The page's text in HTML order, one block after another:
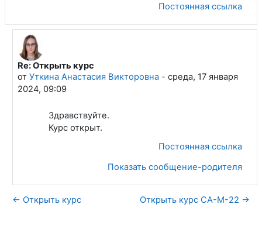
Постоянная ссылка
В ответ на Терещенко Людмила Вячеславовна
Re: Открыть курс
от Уткина Анастасия Викторовна- среда, 17 января
2024, 09:09
Здравствуйте.
Курс открыт.
Постоянная ссылка
Показать сообщение-родителя
← Открыть курс Открыть курс СА-М-22 →